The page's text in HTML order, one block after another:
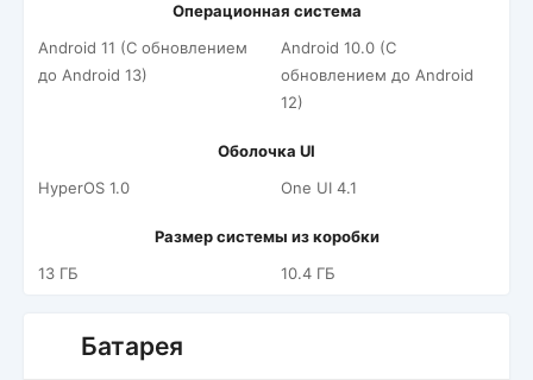
Операционная система
Android 11 (С обновлением
до Android 13)
Android 10.0 (С
обновлением до Android
12)
Оболочка UI
HyperOS 1.0
One UI 4.1
Размер системы из коробки
13 ГБ
10.4 ГБ
Батарея